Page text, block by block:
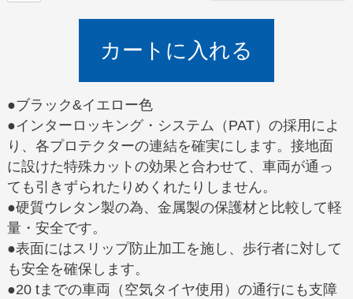
カートに入れる
●ブラック&イエロー色
●インターロッキング・システム（PAT）の採用によ
り、各プロテクターの連結を確実にします。接地面
に設けた特殊カットの効果と合わせて、車両が通っ
ても引きずられたりめくれたりしません。
●硬質ウレタン製の為、金属製の保護材と比較して軽
量・安全です。
●表面にはスリップ防止加工を施し、歩行者に対して
も安全を確保します。
●20 tまでの車両（空気タイヤ使用）の通行にも支障